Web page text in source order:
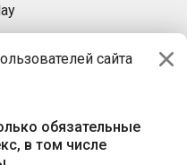
сайта
обязательные
в том числе
БАЙ»
пр-т Независимости